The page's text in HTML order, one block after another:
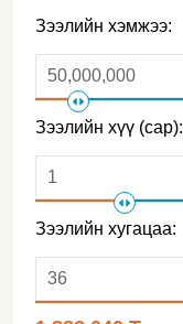
Зээлийн хэмжээ:
Зээлийн хүү (сар):
Зээлийн хугацаа: